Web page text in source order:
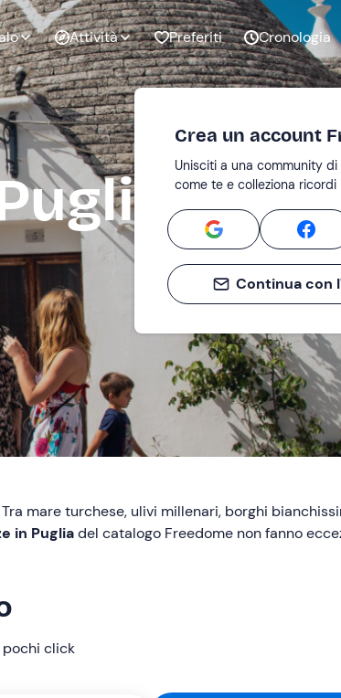
Esperienze di
coppia
Compleanno
Addio al
celibato
Addio al
Attività Preferiti Cronologia
mare turchese, ulivi millenari, borghi
in Pugliadel catalogo Freedome non fanno
pochi click
Crea un account
Unisciti a una community
come te e colleziona
Continua con